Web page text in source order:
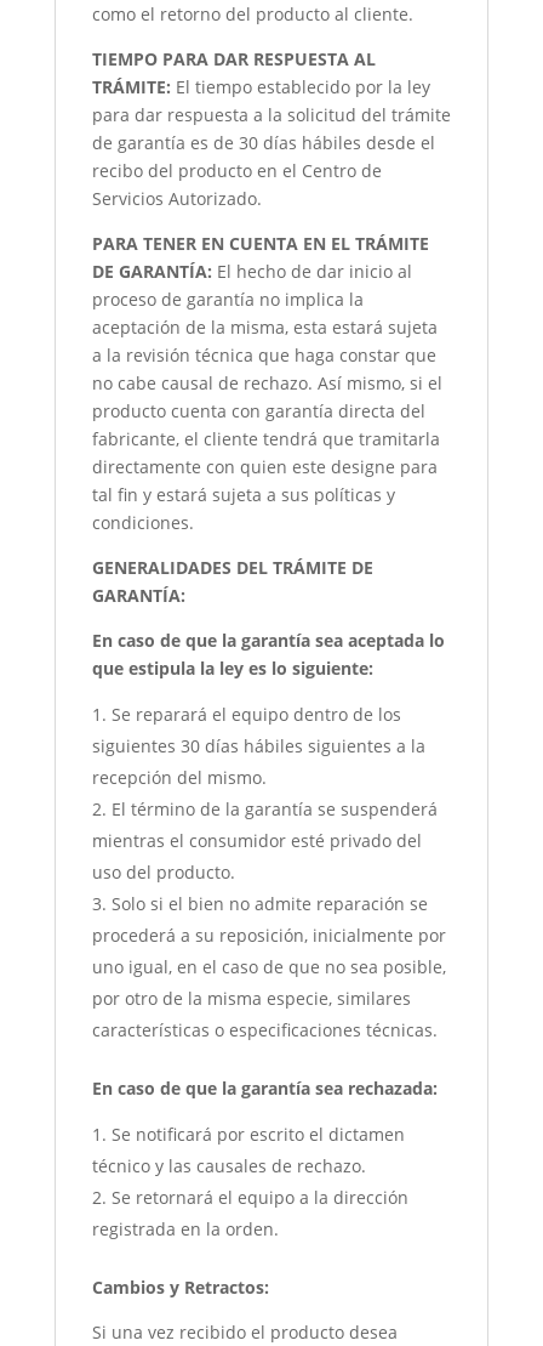
como el retorno del producto al cliente.
TIEMPO PARA DAR RESPUESTA AL
TRÁMITE: El tiempo establecido por la ley
para dar respuesta a la solicitud del trámite
de garantía es de 30 días hábiles desde el
recibo del producto en el Centro de
Servicios Autorizado.
PARA TENER EN CUENTA EN EL TRÁMITE
DE GARANTÍA: El hecho de dar inicio al
proceso de garantía no implica la
aceptación de la misma, esta estará sujeta
a la revisión técnica que haga constar que
no cabe causal de rechazo. Así mismo, si el
producto cuenta con garantía directa del
fabricante, el cliente tendrá que tramitarla
directamente con quien este designe para
tal fin y estará sujeta a sus políticas y
condiciones.
GENERALIDADES DEL TRÁMITE DE
GARANTÍA:
En caso de que la garantía sea aceptada lo
que estipula la ley es lo siguiente:
Se reparará el equipo dentro de los
siguientes 30 días hábiles siguientes a la
recepción del mismo.
El término de la garantía se suspenderá
mientras el consumidor esté privado del
uso del producto.
Solo si el bien no admite reparación se
procederá a su reposición, inicialmente por
uno igual, en el caso de que no sea posible,
por otro de la misma especie, similares
características o especificaciones técnicas.
En caso de que la garantía sea rechazada:
Se notificará por escrito el dictamen
técnico y las causales de rechazo.
Se retornará el equipo a la dirección
registrada en la orden.
Cambios y Retractos:
Si una vez recibido el producto desea